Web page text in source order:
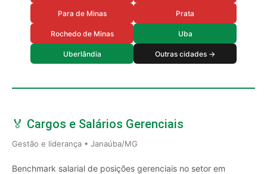
Para de Minas Prata
Rochedo de Minas Uba
Uberlândia Outras cidades →
🏅 Cargos e Salários Gerenciais
Gestão e liderança • Janaúba/MG
Benchmark salarial de posições gerenciais no setor em